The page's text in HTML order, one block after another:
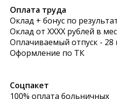
Оплата труда
Оклад + бонус по
Оклад от ХХХХ рублей в
Оплачиваемый отпуск - 28
Оформление по ТК
Соцпакет
100% оплата больничных